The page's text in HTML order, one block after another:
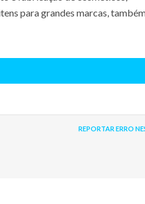
para grandes marcas,
REPORTAR ERRO